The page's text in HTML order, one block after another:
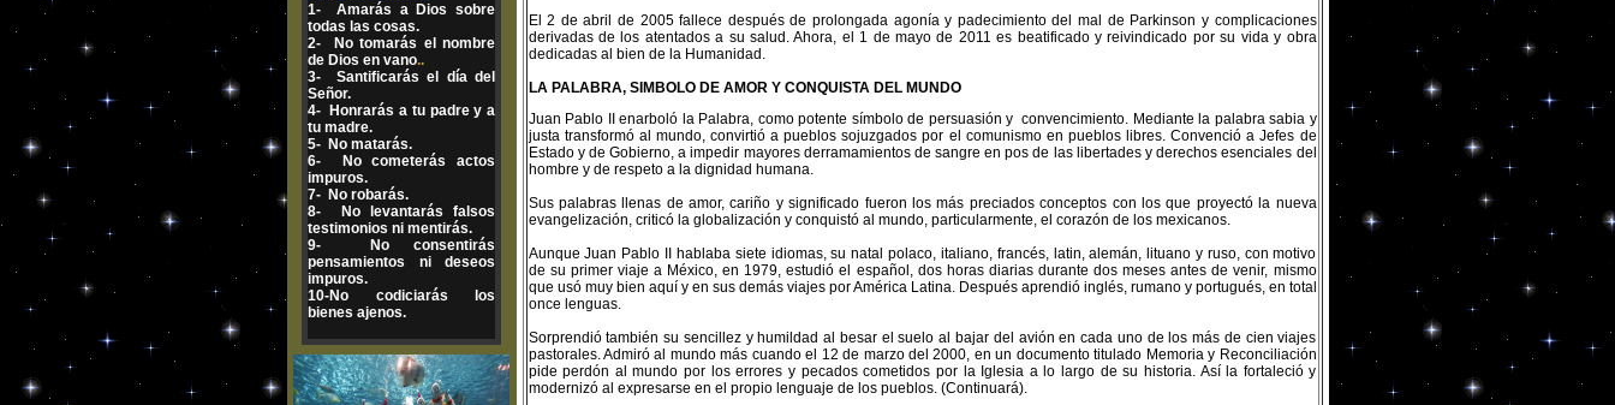
1- Amarás a Dios sobre
todas las cosas.
2- No tomarás el nombre
de Dios en vano..
3- Santificarás el día del
Señor.
4- Honrarás a tu padre y a
tu madre.
5- No matarás.
6- No cometerás actos
impuros.
7- No robarás.
8- No levantarás falsos
testimonios ni mentirás.
9- No consentirás
pensamientos ni deseos
impuros.
10-No codiciarás los
bienes ajenos.
El 2 de abril de 2005 fallece después de prolongada agonía y padecimiento del mal de Parkinson y complicaciones
derivadas de los atentados a su salud. Ahora, el 1 de mayo de 2011 es beatificado y reivindicado por su vida y obra
dedicadas al bien de la Humanidad.
LA PALABRA, SIMBOLO DE AMOR Y CONQUISTA DEL MUNDO
Juan Pablo II enarboló la Palabra, como potente símbolo de persuasión y convencimiento. Mediante la palabra sabia y
justa transformó al mundo, convirtió a pueblos sojuzgados por el comunismo en pueblos libres. Convenció a Jefes de
Estado y de Gobierno, a impedir mayores derramamientos de sangre en pos de las libertades y derechos esenciales del
hombre y de respeto a la dignidad humana.
Sus palabras llenas de amor, cariño y significado fueron los más preciados conceptos con los que proyectó la nueva
evangelización, criticó la globalización y conquistó al mundo, particularmente, el corazón de los mexicanos.
Aunque Juan Pablo II hablaba siete idiomas, su natal polaco, italiano, francés, latin, alemán, lituano y ruso, con motivo
de su primer viaje a México, en 1979, estudió el español, dos horas diarias durante dos meses antes de venir, mismo
que usó muy bien aquí y en sus demás viajes por América Latina. Después aprendió inglés, rumano y portugués, en total
once lenguas.
Sorprendió también su sencillez y humildad al besar el suelo al bajar del avión en cada uno de los más de cien viajes
pastorales. Admiró al mundo más cuando el 12 de marzo del 2000, en un documento titulado Memoria y Reconciliación
pide perdón al mundo por los errores y pecados cometidos por la Iglesia a lo largo de su historia. Así la fortaleció y
modernizó al expresarse en el propio lenguaje de los pueblos. (Continuará).